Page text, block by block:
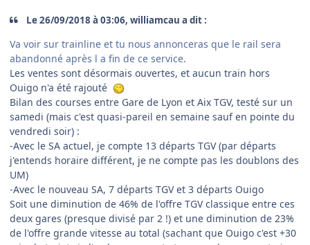
Le 26/09/2018 à 03:06, williamcau a dit :
Va voir sur trainline et tu nous annonceras que le rail sera
abandonné après l a fin de ce service.
Les ventes sont désormais ouvertes, et aucun train hors
Ouigo n'a été rajouté
Bilan des courses entre Gare de Lyon et Aix TGV, testé sur un
samedi (mais c'est quasi-pareil en semaine sauf en pointe du
vendredi soir) :
-Avec le SA actuel, je compte 13 départs TGV (par départs
j'entends horaire différent, je ne compte pas les doublons des
UM)
-Avec le nouveau SA, 7 départs TGV et 3 départs Ouigo
Soit une diminution de 46% de l'offre TGV classique entre ces
deux gares (presque divisé par 2 !) et une diminution de 23%
de l'offre grande vitesse au total (sachant que Ouigo c'est +30